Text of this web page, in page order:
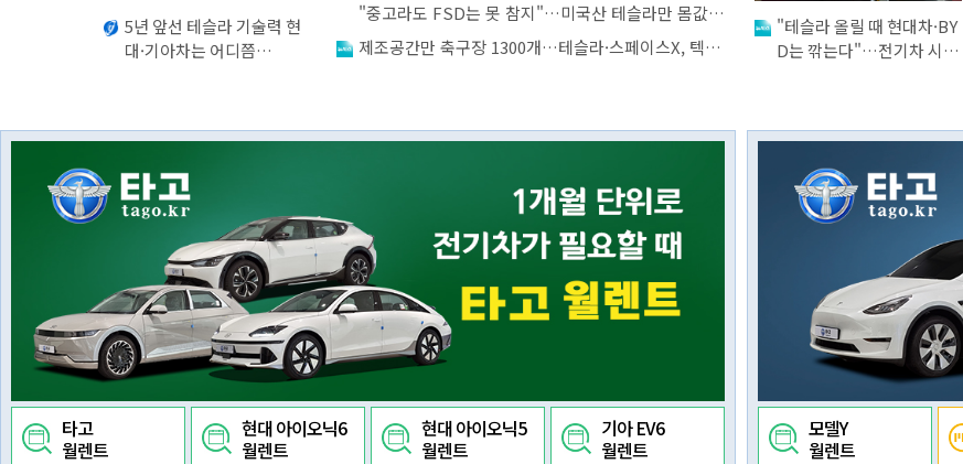
5년 앞선 테슬라 기술력 현
대·기아차는 어디쯤…
"중고라도 FSD는 못 참지"…미국산 테슬라만 몸값 뛴다
제조공간만 축구장 1300개…테슬라·스페이스X, 텍사스에 '테라팹’ 건설
"테슬라 올릴 때 현대차·BY
D는 깎는다"…전기차 시장
타고
월렌트
현대 아이오닉6
월렌트
현대 아이오닉5
월렌트
기아 EV6
월렌트
모델Y
월렌트